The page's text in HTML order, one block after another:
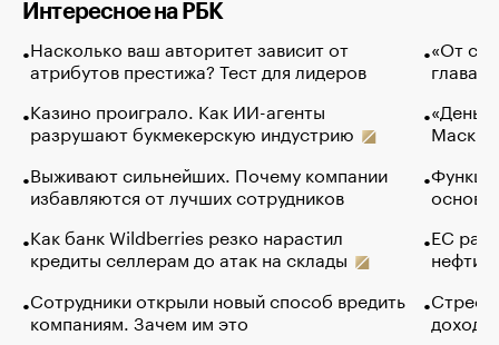
Интересное на РБК
Насколько ваш авторитет зависит от
атрибутов престижа? Тест для лидеров
Казино проиграло. Как ИИ-агенты
разрушают букмекерскую индустрию
Выживают сильнейших. Почему компании
избавляются от лучших сотрудников
Как банк Wildberries резко нарастил
кредиты селлерам до атак на склады
Сотрудники открыли новый способ вредить
компаниям. Зачем им это
«От
глава
Маск в
основ
ЕС
нефти